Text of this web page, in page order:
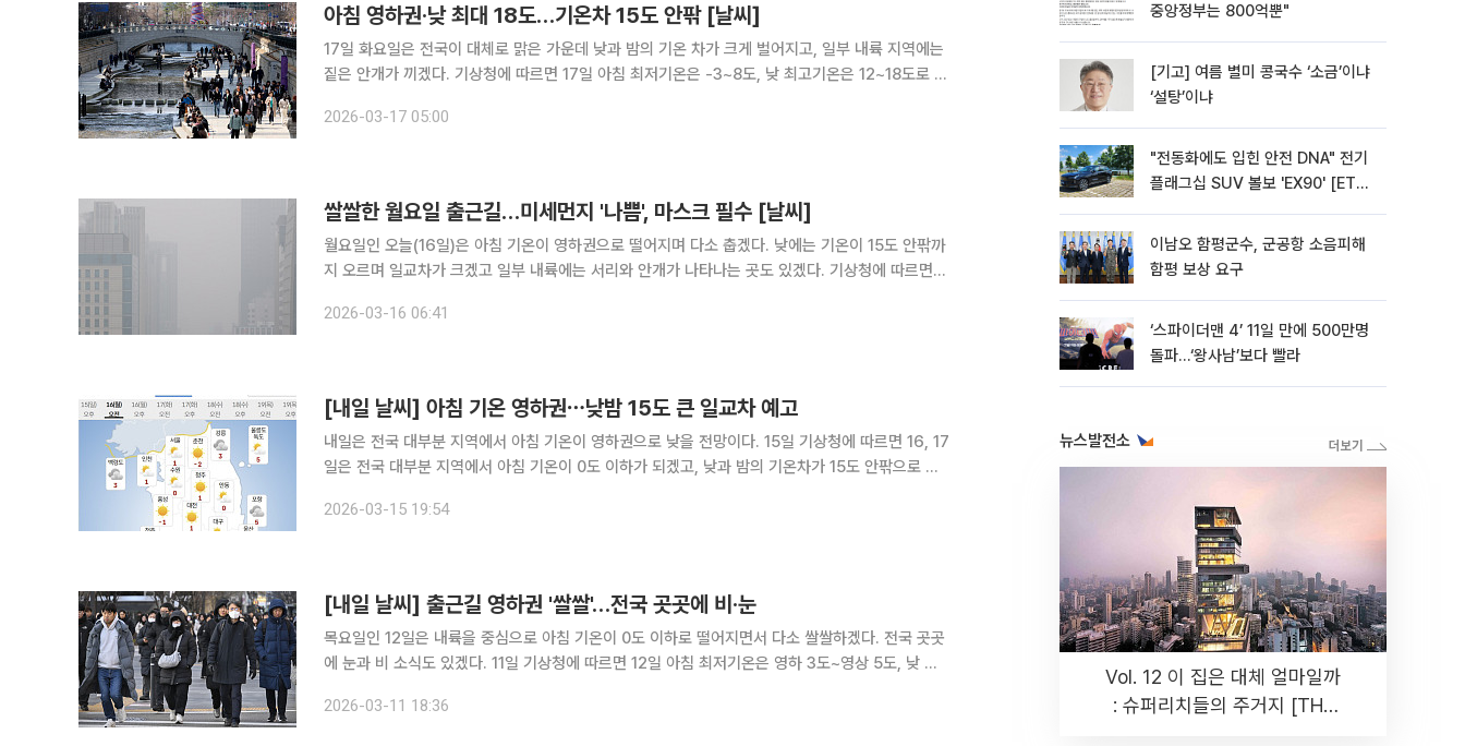
아침 영하권·낮 최대 18도…기온차 15도 안팎 [날씨]
17일 화요일은 전국이 대체로 맑은 가운데 낮과 밤의 기온 차가 크게 벌어지고, 일부 내륙 지역에는
짙은 안개가 끼겠다. 기상청에 따르면 17일 아침 최저기온은 -3~8도, 낮 최고기온은 12~18도로 평
지고 낮에는 기온이 크게 올라 일교차가 15도 안팎까지
2026-03-17 05:00
쌀쌀한 월요일 출근길…미세먼지 '나쁨', 마스크 필수 [날씨]
월요일인 오늘(16일)은 아침 기온이 영하권으로 떨어지며 다소 춥겠다. 낮에는 기온이 15도 안팎까
지 오르며 일교차가 크겠고 일부 내륙에는 서리와 안개가 나타나는 곳도 있겠다. 기상청에 따르면
기온은 영하 3도에서 영상 7도, 낮 최고기온은 10도에서
2026-03-16 06:41
[내일 날씨] 아침 기온 영하권⋯낮밤 15도 큰 일교차 예고
내일은 전국 대부분 지역에서 아침 기온이 영하권으로 낮을 전망이다. 15일 기상청에 따르면 16, 17
일은 전국 대부분 지역에서 아침 기온이 0도 이하가 되겠고, 낮과 밤의 기온차가 15도 안팎으로 클
2026-03-15 19:54
[내일 날씨] 출근길 영하권 '쌀쌀'…전국 곳곳에 비·눈
목요일인 12일은 내륙을 중심으로 아침 기온이 0도 이하로 떨어지면서 다소 쌀쌀하겠다. 전국 곳곳
에 눈과 비 소식도 있겠다. 11일 기상청에 따르면 12일 아침 최저기온은 영하 3도~영상 5도, 낮 최
다. 12일 서울 출근길 기온은 1도까지 내려간다.
2026-03-11 18:36
중앙정부는 800억뿐"
[기고] 여름 별미 콩국수 ‘소금’이냐
‘설탕’이냐
"전동화에도 입힌 안전 DNA" 전기
플래그십 SUV 볼보 'EX90' [ET의
이남오 함평군수, 군공항 소음피해
함평 보상 요구
‘스파이더맨 4’ 11일 만에 500만명
돌파…‘왕사남’보다 빨라
뉴스발전소
Vol. 12 이 집은 대체 얼마일까
: 슈퍼리치들의 주거지 [THE